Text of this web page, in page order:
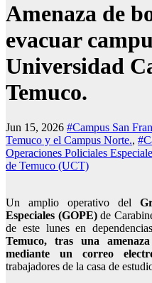
Amenaza de
evacuar
Universidad
Temuco.
Jun 15, 2026 #Campus San
Temuco y el Campus Norte.,
Operaciones Policiales
de Temuco (UCT)
Un amplio operativo del
Especiales (GOPE)de
de este lunes en
Temuco, tras una
mediante un correo
trabajadores de la casa de